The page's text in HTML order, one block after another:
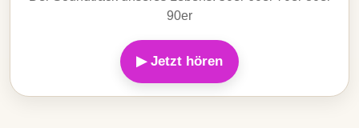
90er
▶ Jetzt hören